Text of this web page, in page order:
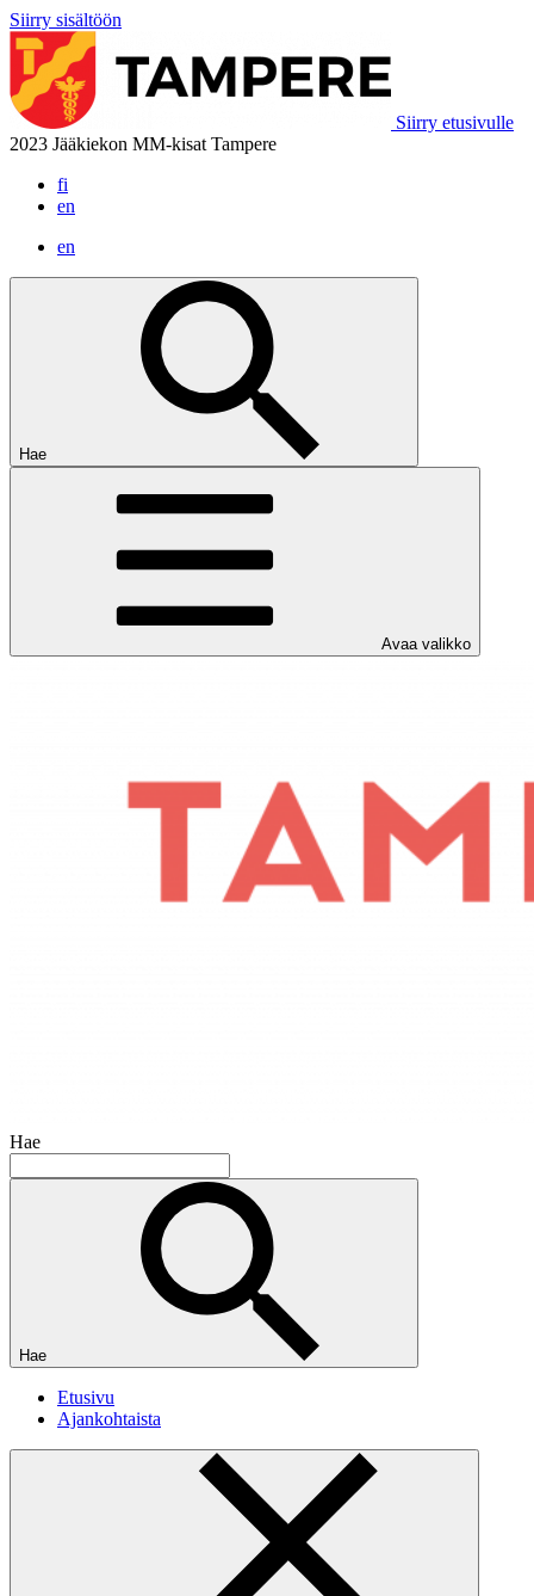
Siirry sisältöön
Siirry etusivulle
2023 Jääkiekon MM-kisat Tampere
fi
en
en
Hae
Avaa valikko
Hae
Hae
Etusivu
Ajankohtaista